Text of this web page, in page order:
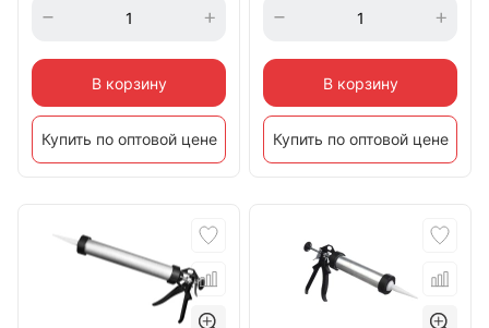
В корзину
Купить по оптовой цене
В корзину
Купить по оптовой цене